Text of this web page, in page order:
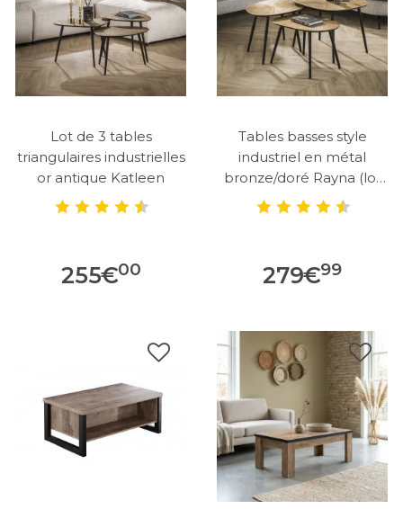
Lot de 3 tables
triangulaires industrielles
or antique Katleen
255€00
Tables basses style
industriel en métal
bronze/doré Rayna (lot
de 3)
279€99